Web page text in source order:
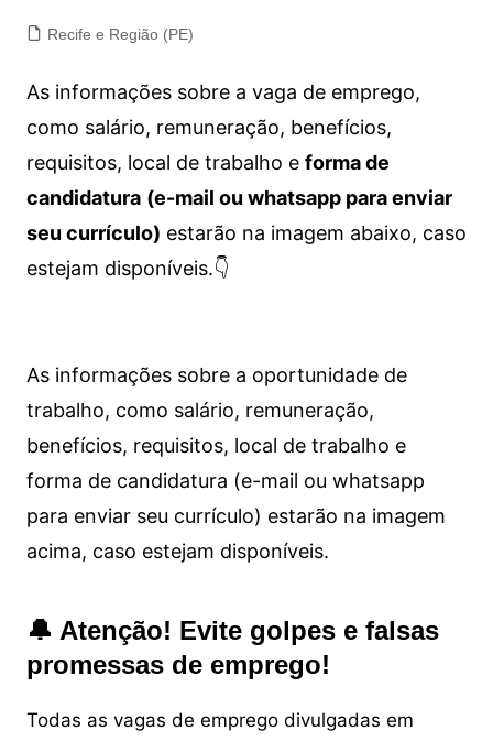
Recife e Região (PE)
As informações sobre a vaga de emprego,
como salário, remuneração, benefícios,
requisitos, local de trabalho e forma de
candidatura (e-mail ou whatsapp para enviar
seu currículo) estarão na imagem abaixo, caso
estejam disponíveis.👇
As informações sobre a oportunidade de
trabalho, como salário, remuneração,
benefícios, requisitos, local de trabalho e
forma de candidatura (e-mail ou whatsapp
para enviar seu currículo) estarão na imagem
acima, caso estejam disponíveis.
🔔 Atenção! Evite golpes e falsas
promessas de emprego!
Todas as vagas de emprego divulgadas em